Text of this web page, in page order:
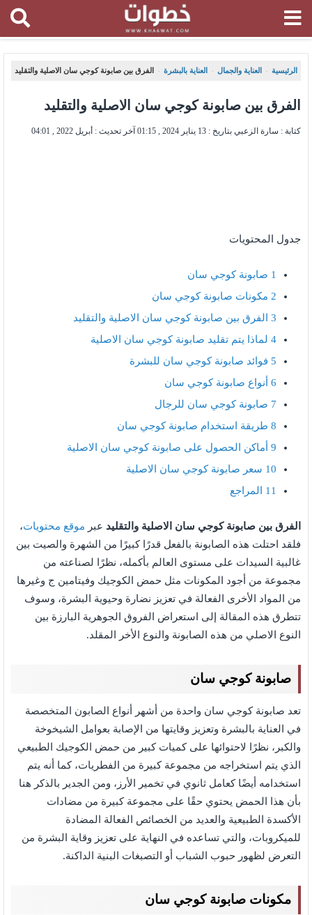
الرئيسية ، العناية والجمال ، العناية بالبشرة ، الفرق بين صابونة كوجي سان الاصلية والتقليد
الفرق بين صابونة كوجي سان الاصلية والتقليد
كتابة : سارة الزعبي بتاريخ : 13 يناير 2024 , 01:15 آخر تحديث : أبريل 2022 , 04:01
جدول المحتويات
1 صابونة كوجي سان
2 مكونات صابونة كوجي سان
3 الفرق بين صابونة كوجي سان الاصلية والتقليد
4 لماذا يتم تقليد صابونة كوجي سان الاصلية
5 فوائد صابونة كوجي سان للبشرة
6 أنواع صابونة كوجي سان
7 صابونة كوجي سان للرجال
8 طريقة استخدام صابونة كوجي سان
9 أماكن الحصول على صابونة كوجي سان الاصلية
10 سعر صابونة كوجي سان الاصلية
11 المراجع
الفرق بين صابونة كوجي سان الاصلية والتقليد عبر موقع محتويات،
فلقد احتلت هذه الصابونة بالفعل قدرًا كبيرًا من الشهرة والصيت بين
غالبية السيدات على مستوى العالم بأكمله، نظرًا لصناعته من
مجموعة من أجود المكونات مثل حمض الكوجيك وفيتامين ج وغيرها
من المواد الأخرى الفعالة في تعزيز نضارة وحيوية البشرة، وسوف
تتطرق هذه المقالة إلى استعراض الفروق الجوهرية البارزة بين
النوع الاصلي من هذه الصابونة والنوع الأخر المقلد.
صابونة كوجي سان
تعد صابونة كوجي سان واحدة من أشهر أنواع الصابون المتخصصة
في العناية بالبشرة وتعزيز وقايتها من الإصابة بعوامل الشيخوخة
والكبر، نظرًا لاحتوائها على كميات كبير من حمض الكوجيك الطبيعي
الذي يتم استخراجه من مجموعة كبيرة من الفطريات، كما أنه يتم
استخدامه أيضًا كعامل ثانوي في تخمير الأرز، ومن الجدير بالذكر هنا
بأن هذا الحمض يحتوي حقًا على مجموعة كبيرة من مضادات
الأكسدة الطبيعية والعديد من الخصائص الفعالة المضادة
للميكروبات، والتي تساعده في النهاية على تعزيز وقاية البشرة من
التعرض لظهور حبوب الشباب أو التصبغات البنية الداكنة.
مكونات صابونة كوجي سان